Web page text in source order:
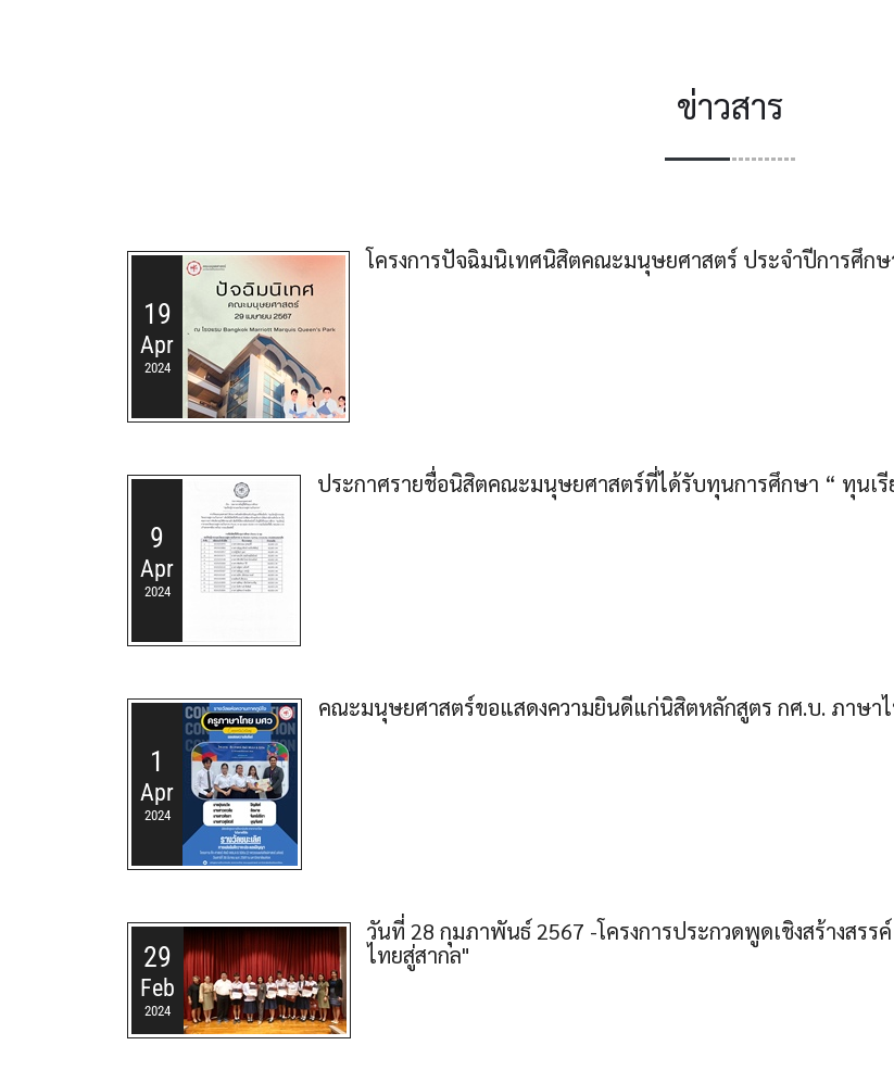
ข่าวสาร
19
Apr
2024
โครงการปัจฉิมนิเทศนิสิตคณะมนุษยศาสตร์ ประจำปีการศึกษ
9
Apr
2024
ประกาศรายชื่อนิสิตคณะมนุษยศาสตร์ที่ได้รับทุนการศึกษา “ ทุนเ
1
Apr
2024
คณะมนุษยศาสตร์ขอแสดงความยินดีแก่นิสิตหลักสูตร กศ.บ. ภาษาไ
29
Feb
2024
วันที่ 28 กุมภาพันธ์ 2567 -โครงการประกวดพูดเชิงสร้างสร
ไทยสู่สากล"